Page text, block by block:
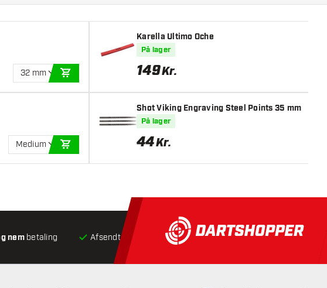
32 mm
Medium
Karella Ultimo Oche
På lager
149Kr.
Shot Viking Engraving Steel Points 35 mm
På lager
44Kr.
nembetaling Afsendt inden for 24 timer Gratisfragt ved køb over